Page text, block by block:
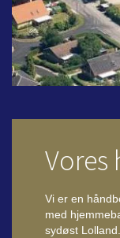
Vi er en
med
sydøst Lolland.